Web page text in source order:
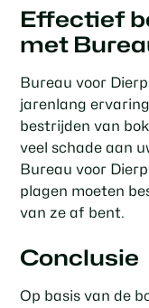
Effectief
met
Bureau voor
jarenlang
bestrijden van
veel schade aan
Bureau voor
plagen moeten
van ze af bent.
Conclusie
Op basis van de